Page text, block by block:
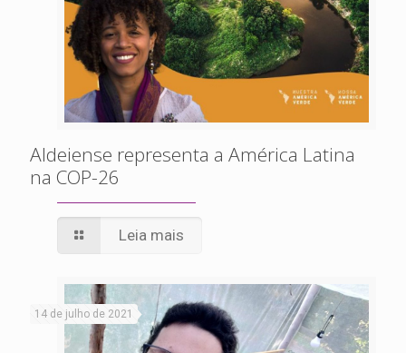
Aldeiense representa a América Latina
na COP-26
Leia mais
14 de julho de 2021